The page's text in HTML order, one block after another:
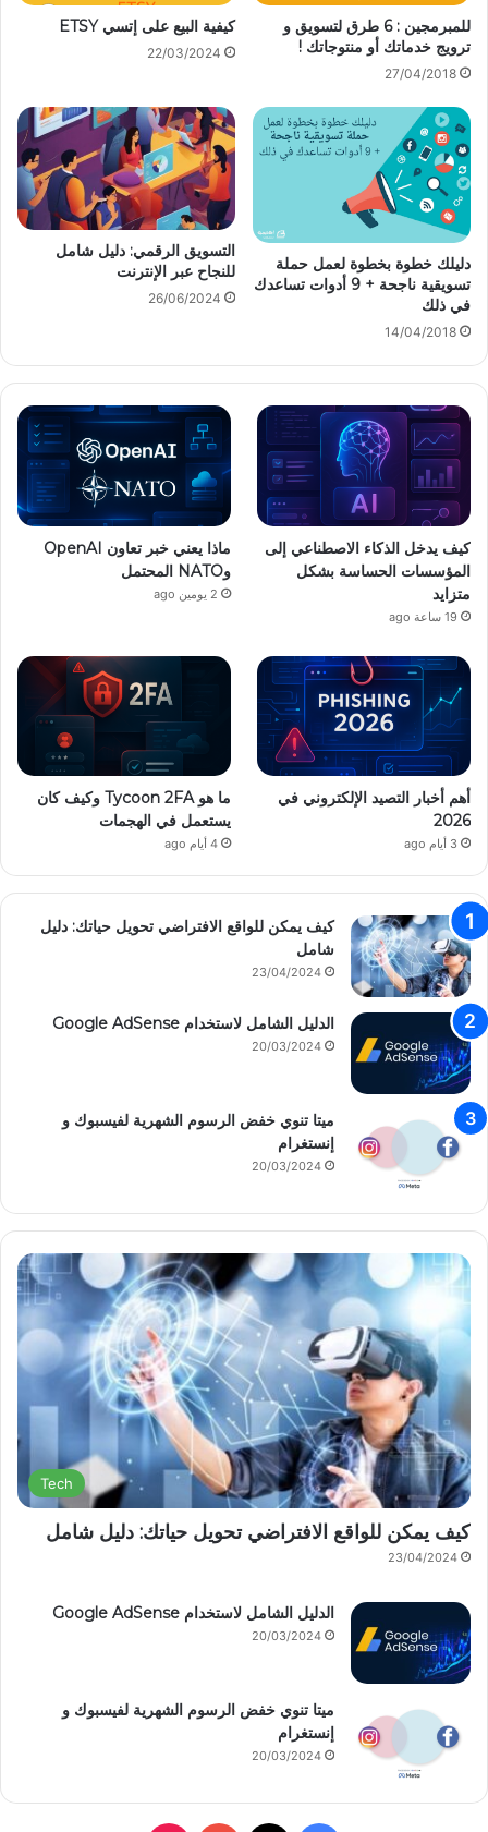
+
9
أ
و
ت
ت
س
ا
د
ك
ي
ذ
ل
ك
ب
ح
م
و
ق
م
ن
خ
ل
ل
ا
ب
ر
ي
د
ك
ت
ر
و
ن
للمبرمجين : 6 طرق لتسويق و
ترويج خدماتك أو منتوجاتك !
27/04/2018
كيفية البيع على إتسي ETSY
22/03/2024
دليلك خطوة بخطوة لعمل حملة
تسويقية ناجحة + 9 أدوات تساعدك
في ذلك
14/04/2018
التسويق الرقمي: دليل شامل
للنجاح عبر الإنترنت
26/06/2024
كيف يدخل الذكاء الاصطناعي إلى
المؤسسات الحساسة بشكل
متزايد
19 ساعة ago
ماذا يعني خبر تعاون OpenAI
وNATO المحتمل
2 يومين ago
أهم أخبار التصيد الإلكتروني في
2026
3 أيام ago
ما هو Tycoon 2FA وكيف كان
يستعمل في الهجمات
4 أيام ago
كيف يمكن للواقع الافتراضي تحويل حياتك: دليل
شامل
23/04/2024
الدليل الشامل لاستخدام Google AdSense
20/03/2024
ميتا تنوي خفض الرسوم الشهرية لفيسبوك و
إنستغرام
20/03/2024
Tech
كيف يمكن للواقع الافتراضي تحويل حياتك: دليل شامل
23/04/2024
الدليل الشامل لاستخدام Google AdSense
20/03/2024
ميتا تنوي خفض الرسوم الشهرية لفيسبوك و
إنستغرام
20/03/2024